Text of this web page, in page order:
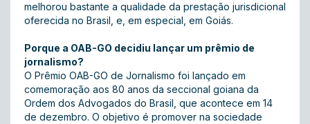
melhorou bastante a qualidade da prestação jurisdicional
oferecida no Brasil, e, em especial, em Goiás.
Porque a OAB-GO decidiu lançar um prêmio de
jornalismo?
O Prêmio OAB-GO de Jornalismo foi lançado em
comemoração aos 80 anos da seccional goiana da
Ordem dos Advogados do Brasil, que acontece em 14
de dezembro. O objetivo é promover na sociedade